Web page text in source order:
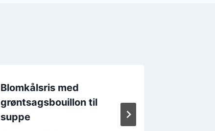
Blomkålsris med
grøntsagsbouillon til
suppe